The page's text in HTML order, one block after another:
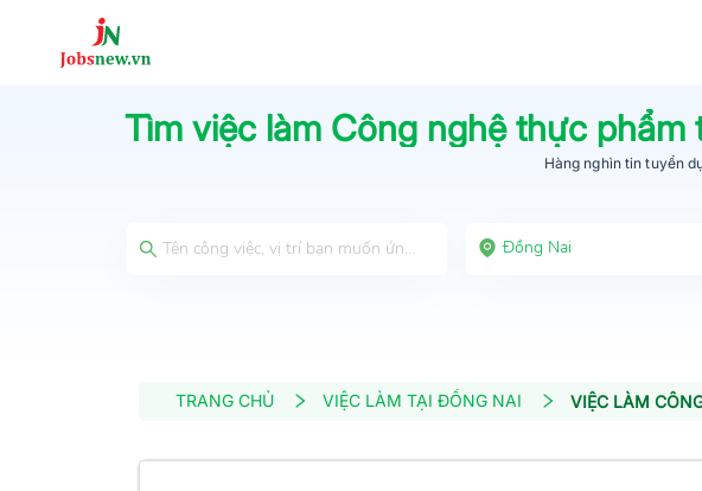
Tìm việc làm Công nghệ thực phẩm
Hàng nghìn tin tuyển
Đồng Nai
TRANG CHỦ VIỆC LÀM TẠI ĐỒNG NAI VIỆC LÀM